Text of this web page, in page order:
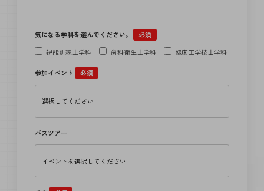
気になる学科を選んでください。
必須
視能訓練士学科
歯科衛生士学科 臨床工学技士学科
参加イベント 必須
バスツアー